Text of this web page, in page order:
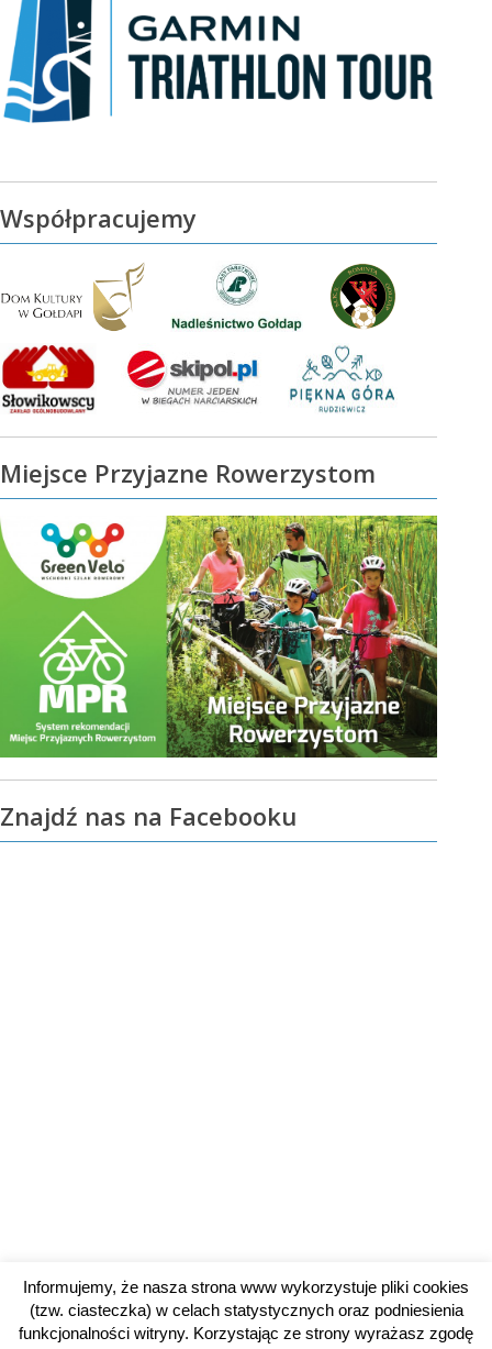
Współpracujemy
Miejsce Przyjazne Rowerzystom
Znajdź nas na Facebooku
Informujemy, że nasza strona www wykorzystuje pliki cookies
(tzw. ciasteczka) w celach statystycznych oraz podniesienia
funkcjonalności witryny. Korzystając ze strony wyrażasz zgodę